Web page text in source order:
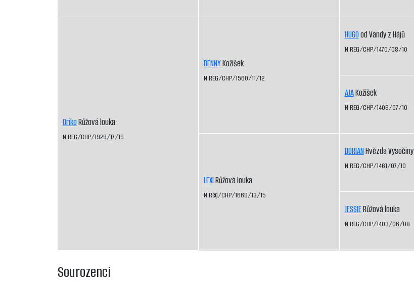
OrikoRůžová louka
N REG/CHP/1929/17/19
BENNYKožíšek
N REG/CHP/1560/11/12
LEXIRůžová louka
N Reg/CHP/1669/13/15
HUGOod Vandy z Hájů
N REG/CHP/1470/08/10
AJAKožíšek
N REG/CHP/1409/07/10
DORIANHvězda Vysočiny
N REG/CHP/1461/07/10
JESSIERůžová louka
N REG/CHP/1403/06/08
Sourozenci